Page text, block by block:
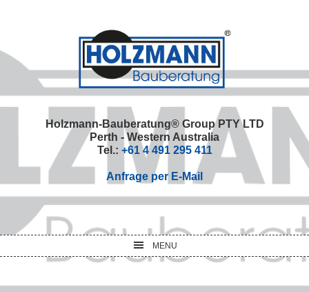
navigation
content
sidebar
Holzmann-Bauberatung® Group PTY LTD
Perth - Western Australia
Tel.: +61 4 491 295 411
Anfrage per E-Mail
MENU